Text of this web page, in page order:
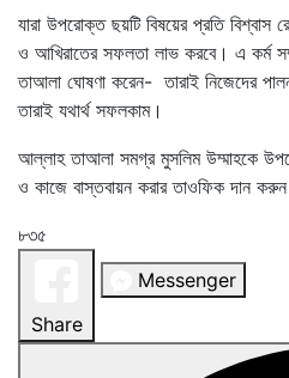
যারা উপরোক্ত ছয়টি বিষয়ের প্রতি বিশ্বাস
ও আখিরাতের সফলতা লাভ করবে। এ কর্ম
তাআলা ঘোষণা করেন- তারাই নিজেদের
তারাই যথার্থ সফলকাম।
আল্লাহ তাআলা সমগ্র মুসলিম উম্মাহকে
ও কাজে বাস্তবায়ন করার তাওফিক দান
৮৩৫
Share
Messenger